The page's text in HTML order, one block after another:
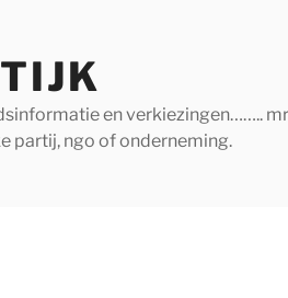
en verkiezingen……..
partij, ngo of onderneming.